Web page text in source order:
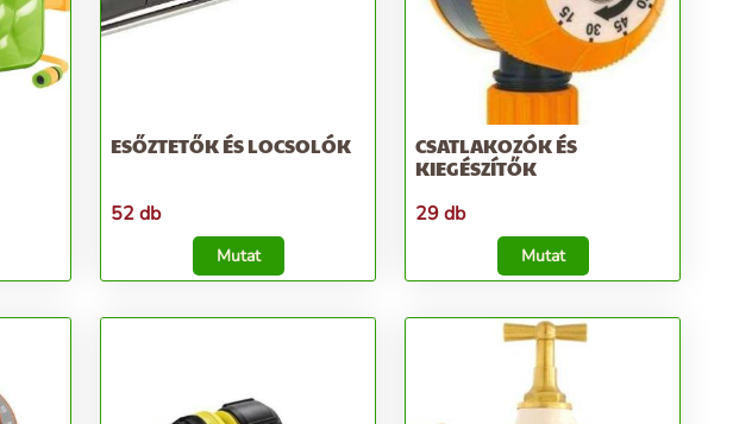
ESŐZTETŐK ÉS LOCSOLÓK
52 db
Mutat
CSATLAKOZÓK ÉS
KIEGÉSZÍTŐK
29 db
Mutat